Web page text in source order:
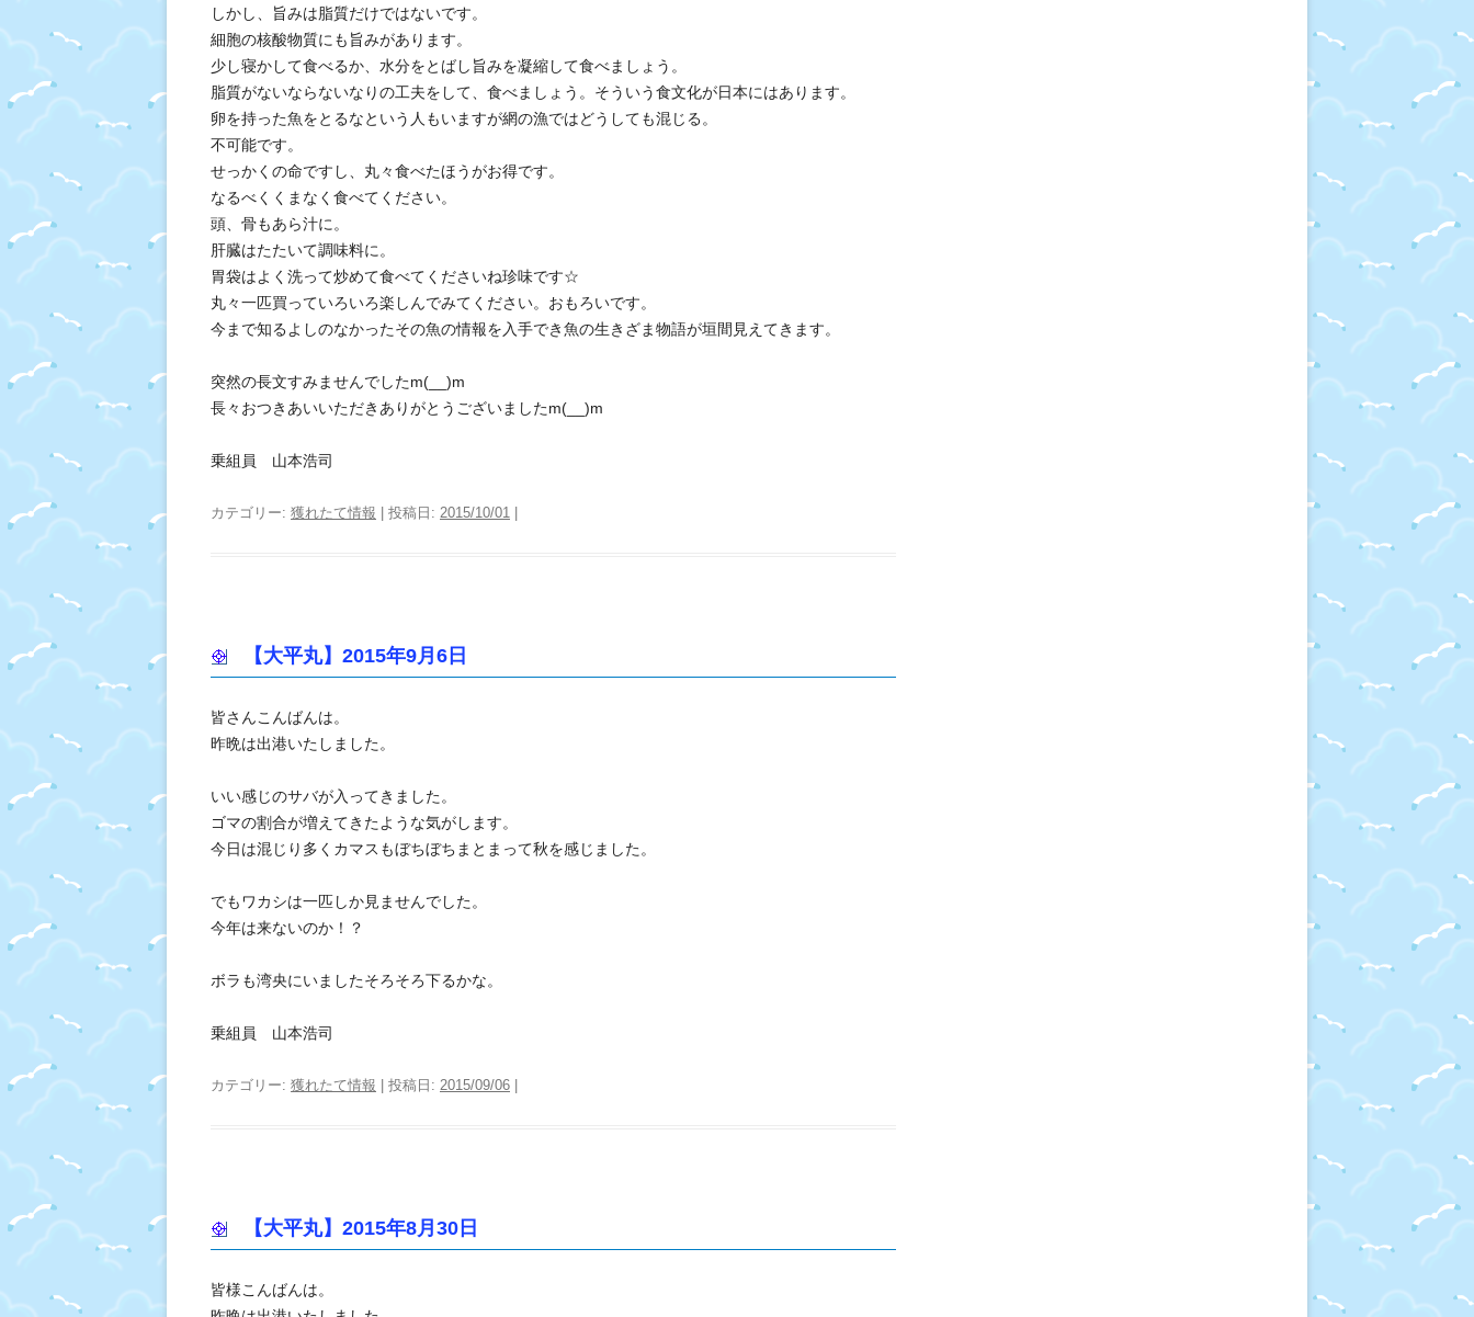
しかし、旨みは脂質だけではないです。
細胞の核酸物質にも旨みがあります。
少し寝かして食べるか、水分をとばし旨みを凝縮して食べましょう。
脂質がないならないなりの工夫をして、食べましょう。そういう食文化が日本にはあります。
卵を持った魚をとるなという人もいますが網の漁ではどうしても混じる。
不可能です。
せっかくの命ですし、丸々食べたほうがお得です。
なるべくくまなく食べてください。
頭、骨もあら汁に。
肝臓はたたいて調味料に。
胃袋はよく洗って炒めて食べてくださいね珍味です☆
丸々一匹買っていろいろ楽しんでみてください。おもろいです。
今まで知るよしのなかったその魚の情報を入手でき魚の生きざま物語が垣間見えてきます。
突然の長文すみませんでしたm(__)m
長々おつきあいいただきありがとうございましたm(__)m
乗組員 山本浩司
カテゴリー: 獲れたて情報 | 投稿日: 2015/10/01
【大平丸】2015年9月6日
皆さんこんばんは。
昨晩は出港いたしました。
いい感じのサバが入ってきました。
ゴマの割合が増えてきたような気がします。
今日は混じり多くカマスもぼちぼちまとまって秋を感じました。
でもワカシは一匹しか見ませんでした。
今年は来ないのか！？
ボラも湾央にいましたそろそろ下るかな。
乗組員 山本浩司
カテゴリー: 獲れたて情報 | 投稿日: 2015/09/06
【大平丸】2015年8月30日
皆様こんばんは。